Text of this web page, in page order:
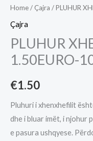
Home/ Çajra / PLUHUR
Çajra
PLUHUR
1.50EURO-
€1.50
Pluhuri i xhenxhefilit
dhe i bluar imët, i njohur
e pasura ushqyese.